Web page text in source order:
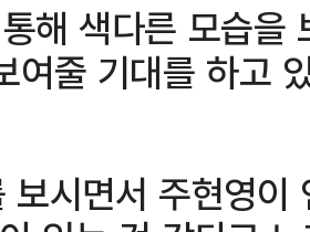
해 색다른 모습을
여줄 기대를 하고
보시면서 주현영이